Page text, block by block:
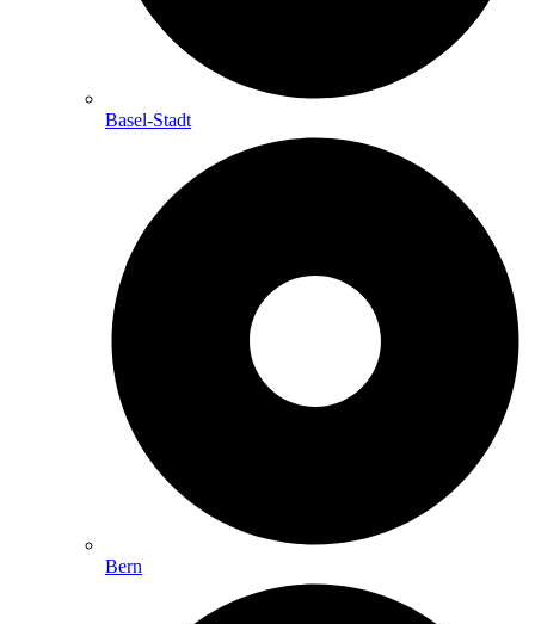
Basel-Stadt
Bern